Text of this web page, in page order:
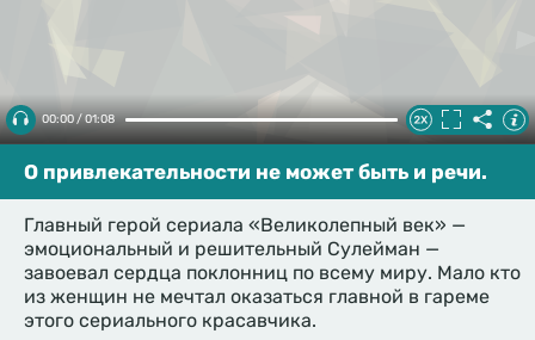
00:00 / 01:08
О привлекательности не может быть и речи.
Главный герой сериала «Великолепный век» —
эмоциональный и решительный Сулейман —
завоевал сердца поклонниц по всему миру. Мало кто
из женщин не мечтал оказаться главной в гареме
этого сериального красавчика.